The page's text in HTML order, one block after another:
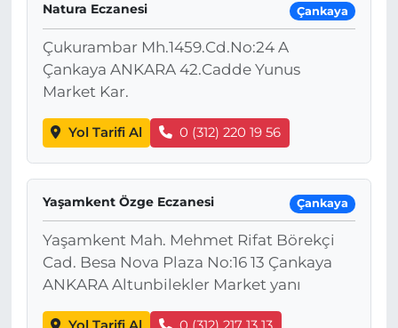
Natura Eczanesi Çankaya
Çukurambar Mh.1459.Cd.No:24 A
Çankaya ANKARA 42.Cadde Yunus
Market Kar.
Yol Tarifi Al 0 (312) 220 19 56
Yaşamkent Özge Eczanesi Çankaya
Yaşamkent Mah. Mehmet Rifat Börekçi
Cad. Besa Nova Plaza No:16 13 Çankaya
ANKARA Altunbilekler Market yanı